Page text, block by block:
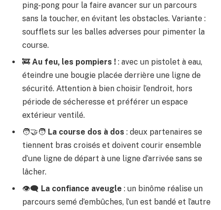
ping-pong pour la faire avancer sur un parcours
sans la toucher, en évitant les obstacles. Variante :
soufflets sur les balles adverses pour pimenter la
course.
🚒 Au feu, les pompiers ! : avec un pistolet à eau,
éteindre une bougie placée derrière une ligne de
sécurité. Attention à bien choisir l’endroit, hors
période de sécheresse et préférer un espace
extérieur ventilé.
🧑‍🤝‍🧑 La course dos à dos : deux partenaires se
tiennent bras croisés et doivent courir ensemble
d’une ligne de départ à une ligne d’arrivée sans se
lâcher.
👁️‍🗨️ La confiance aveugle : un binôme réalise un
parcours semé d’embûches, l’un est bandé et l’autre